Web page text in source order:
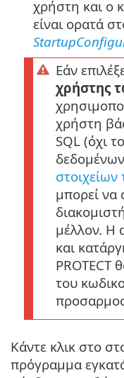
χρήστη και ο
είναι ορατά
Εάν
χρήστης
χρήστη
SQL (όχι
στοιχείων
μπορεί να
μέλλον. Η
και
PROTECT
του
Κάντε κλικ στο
πρόγραμμα